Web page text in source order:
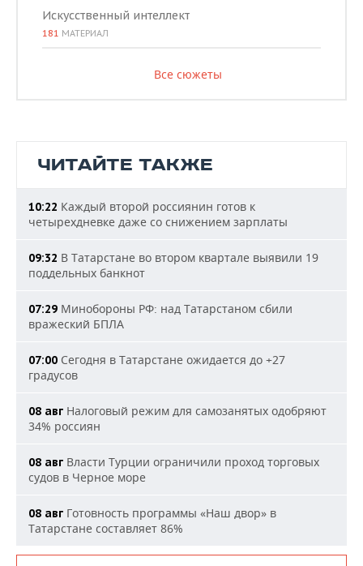
Искусственный интеллект
181 МАТЕРИАЛ
Все сюжеты
ЧИТАЙТЕ ТАКЖЕ
10:22 Каждый второй россиянин готов к
четырехдневке даже со снижением зарплаты
09:32 В Татарстане во втором квартале выявили 19
поддельных банкнот
07:29 Минобороны РФ: над Татарстаном сбили
вражеский БПЛА
07:00 Сегодня в Татарстане ожидается до +27
градусов
08 авг Налоговый режим для самозанятых одобряют
34% россиян
08 авг Власти Турции ограничили проход торговых
судов в Черное море
08 авг Готовность программы «Наш двор» в
Татарстане составляет 86%